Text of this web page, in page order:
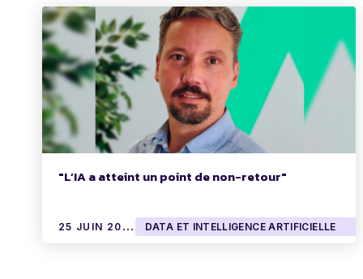
"L’IA a atteint un point de non-retour"
2
5 JUIN 2025 DATA ET INTELLIGENCE ARTIFICIELLE